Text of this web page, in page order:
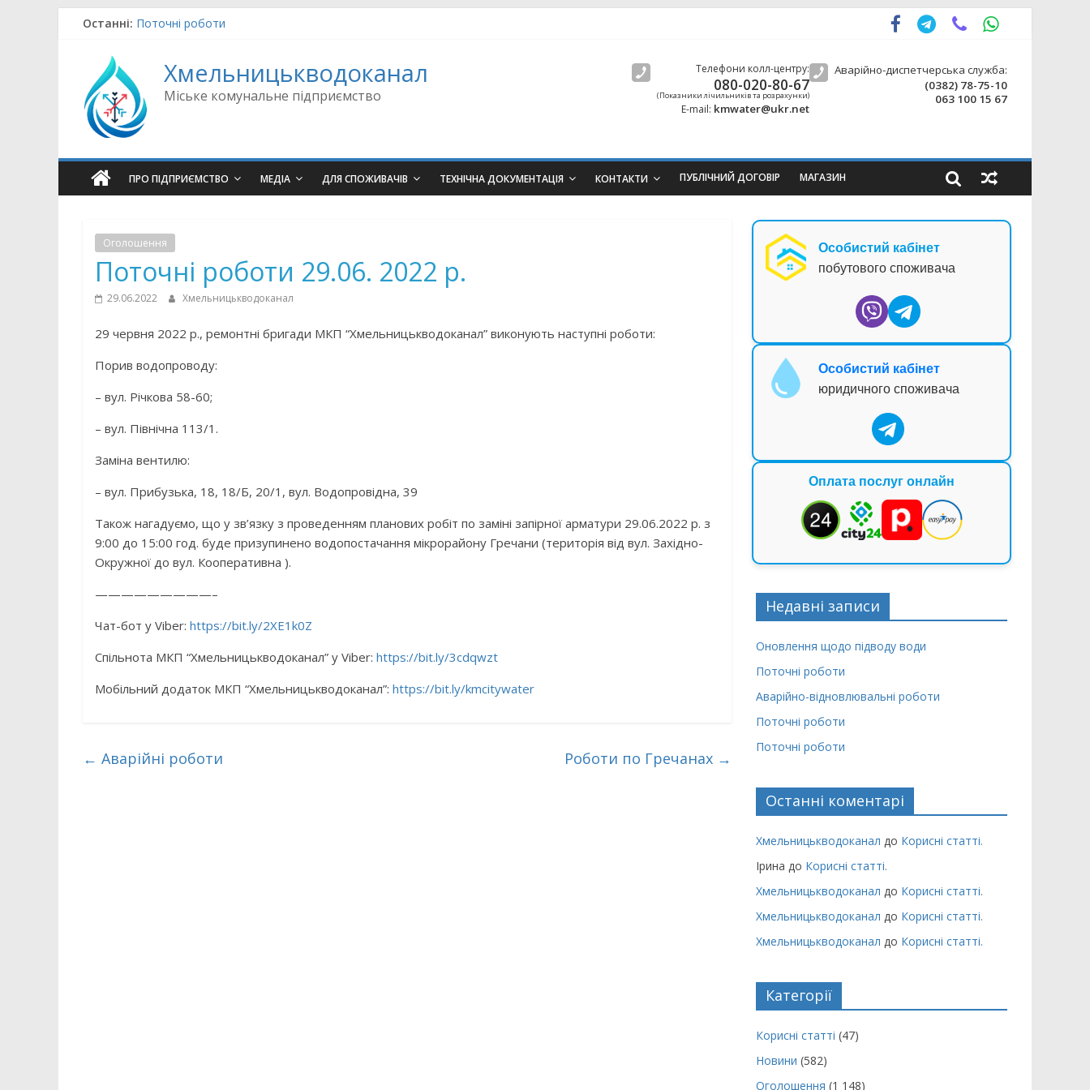
Останні: Поточні роботи
Аварійно-відновлювальні роботи
Поточні роботи
Хмельницькводоканал
Міське комунальне підприємство
Телефони колл-центру:
080-020-80-67
(Показники лічильників та розрахунки)
E-mail: kmwater@ukr.net
Аварійно-диспетчерська служба:
(0382) 78-75-10
063 100 15 67
ПРО ПІДПРИЄМСТВО МЕДІА ДЛЯ СПОЖИВАЧІВ ТЕХНІЧНА ДОКУМЕНТАЦІЯ КОНТАКТИ ПУБЛІЧНИЙ ДОГОВІР МАГАЗИН
Оголошення
Поточні роботи 29.06. 2022 р.
29.06.2022 Хмельницькводоканал
29 червня 2022 р., ремонтні бригади МКП “Хмельницькводоканал” виконують наступні роботи:
Порив водопроводу:
– вул. Річкова 58-60;
– вул. Північна 113/1.
Заміна вентилю:
– вул. Прибузька, 18, 18/Б, 20/1, вул. Водопровідна, 39
Також нагадуємо, що у зв’язку з проведенням планових робіт по заміні запірної арматури 29.06.2022 р. з
9:00 до 15:00 год. буде призупинено водопостачання мікрорайону Гречани (територія від вул. Західно-
Окружної до вул. Кооперативна ).
—————————–
Чат-бот у Viber: https://bit.ly/2XE1k0Z
Спільнота МКП “Хмельницькводоканал” у Viber: https://bit.ly/3cdqwzt
Мобільний додаток МКП “Хмельницькводоканал”: https://bit.ly/kmcitywater
← Аварійні роботи Роботи по Гречанах →
Особистий кабінет
побутового споживача
Особистий кабінет
юридичного споживача
Оплата послуг онлайн
Недавні записи
Оновлення щодо підводу води
Поточні роботи
Аварійно-відновлювальні роботи
Поточні роботи
Поточні роботи
Останні коментарі
Хмельницькводоканал до Корисні статті.
Ірина до Корисні статті.
Хмельницькводоканал до Корисні статті.
Хмельницькводоканал до Корисні статті.
Хмельницькводоканал до Корисні статті.
Категорії
Корисні статті (47)
Новини (582)
Оголошення (1 148)